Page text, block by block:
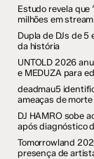
Estudo revela que
milhões em
Dupla de DJs de
da história
UNTOLD 2026
e MEDUZA para
deadmau5
ameaças de
DJ HAMRO sobe
após diagnóstico
Tomorrowland
presença de